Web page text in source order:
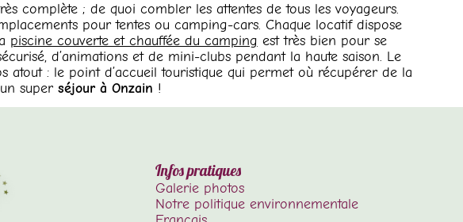
complète ; de quoi combler les attentes de tous les voyageurs.
pour tentes ou camping-cars. Chaque locatif dispose
piscine couverte et chauffée du camping est très bien pour se
d’animations et de mini-clubs pendant la haute saison. Le
atout : le point d’accueil touristique qui permet où récupérer de la
super séjour à Onzain !
Infos pratiques
Galerie photos
Notre politique environnementale